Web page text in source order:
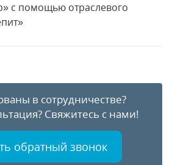
с помощью отраслевого
в сотрудничестве?
Свяжитесь с нами!
обратный звонок